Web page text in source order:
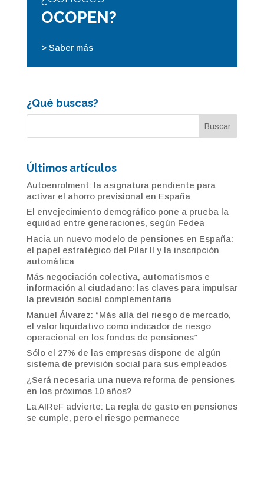
OCOPEN?
> Saber más
¿Qué buscas?
Últimos artículos
Autoenrolment: la asignatura pendiente para
activar el ahorro previsional en España
El envejecimiento demográfico pone a prueba la
equidad entre generaciones, según Fedea
Hacia un nuevo modelo de pensiones en España:
el papel estratégico del Pilar II y la inscripción
automática
Más negociación colectiva, automatismos e
información al ciudadano: las claves para impulsar
la previsión social complementaria
Manuel Álvarez: “Más allá del riesgo de mercado,
el valor liquidativo como indicador de riesgo
operacional en los fondos de pensiones”
Sólo el 27% de las empresas dispone de algún
sistema de previsión social para sus empleados
¿Será necesaria una nueva reforma de pensiones
en los próximos 10 años?
La AIReF advierte: La regla de gasto en pensiones
se cumple, pero el riesgo permanece